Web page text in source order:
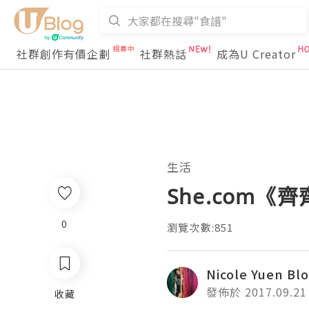
社群創作有價企劃 社群熱話 成為U Creator
0
收藏
生活
She.com《齊
瀏覽次數:851
Nicole Yuen
發佈於 2017.09.21